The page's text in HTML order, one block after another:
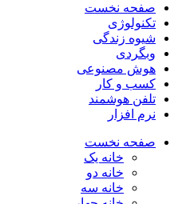
صفحه نخست
تکنولوژی
شیوه زندگی
وبگردی
هوش مصنوعی
کسب و کار
تلفن هوشمند
نرم افزار
صفحه نخست
خانه یک
خانه دو
خانه سه